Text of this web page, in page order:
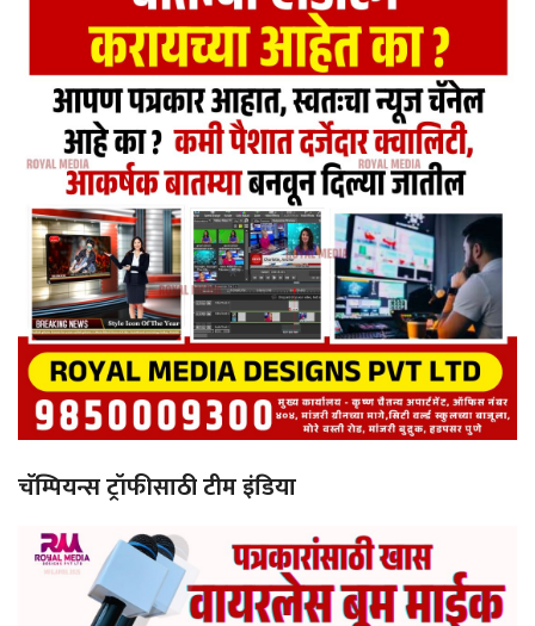
चॅम्पियन्स ट्रॉफीसाठी टीम इंडिया